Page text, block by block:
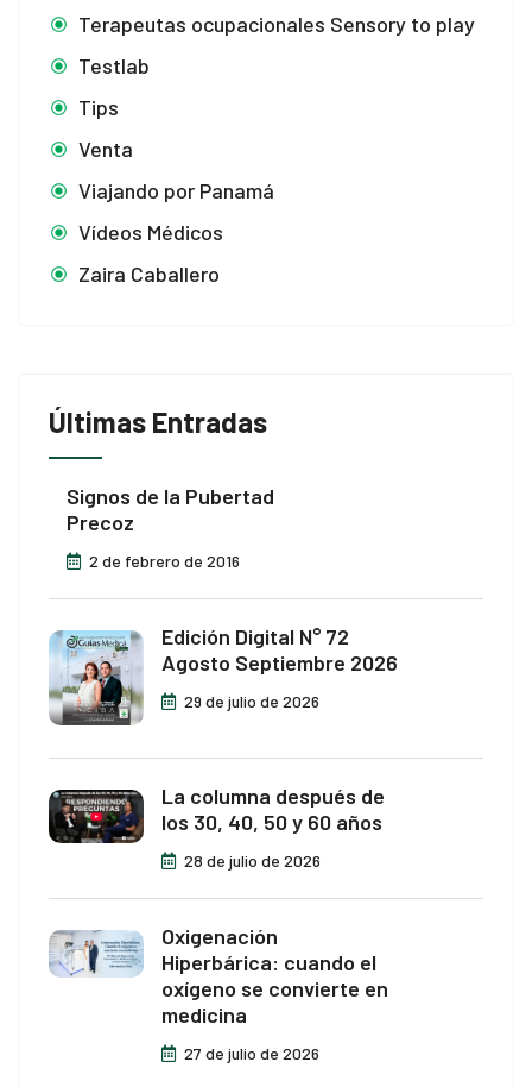
Terapeutas ocupacionales Sensory to play
Testlab
Tips
Venta
Viajando por Panamá
Vídeos Médicos
Zaira Caballero
Últimas Entradas
Signos de la Pubertad
Precoz
2 de febrero de 2016
Edición Digital N° 72
Agosto Septiembre 2026
29 de julio de 2026
La columna después de
los 30, 40, 50 y 60 años
28 de julio de 2026
Oxigenación
Hiperbárica: cuando el
oxígeno se convierte en
medicina
27 de julio de 2026